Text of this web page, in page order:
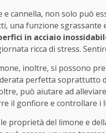
e cannella, non solo può
una funzione
in acciaio
ricca di stress.
inoltre, si possono
perfetta soprattutto
può aiutare ad
il gonfiore e controllare i
proprietà del limone e